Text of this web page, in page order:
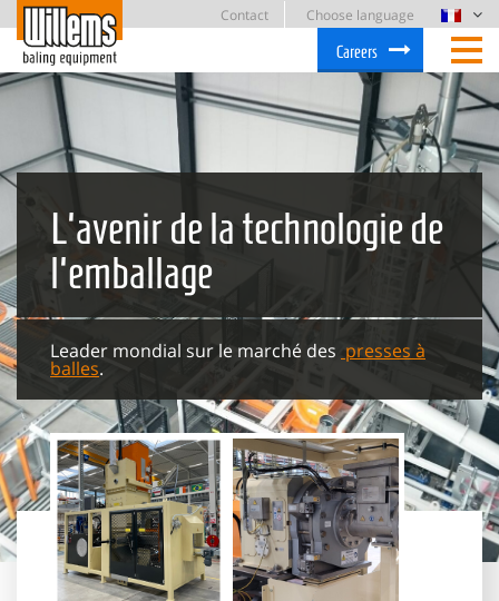
Contact
Choose language
Careers
L'avenir de la technologie de
l'emballage
Leader mondial sur le marché des presses à
balles.